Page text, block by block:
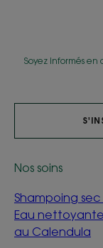
Soyez informés en
Nos soins
Shampoing
Eau
au Calendula